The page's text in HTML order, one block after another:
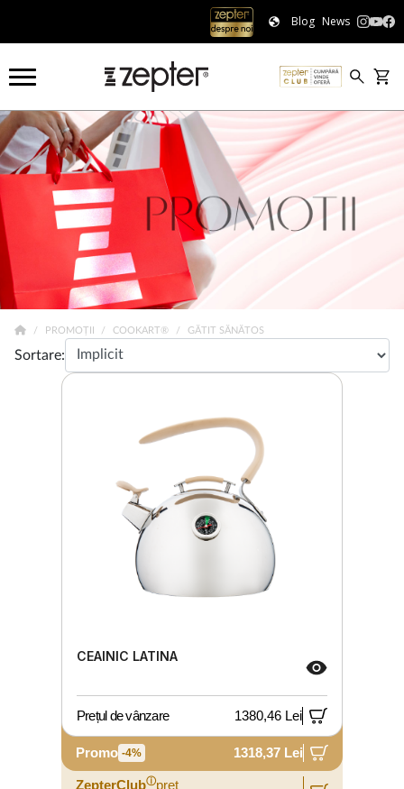
Blog News
PROMOȚII COOKART® GĂTIT SĂNĂTOS
Sortare:
CEAINIC LATINA
Prețul de vânzare 1380,46 Lei
Promo -4% 1318,37 Lei
ZepterClubⓘpreț